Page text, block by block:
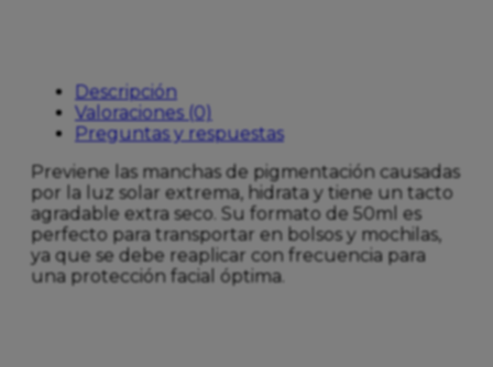
Descripción
Valoraciones (0)
Preguntas y respuestas
Previene las manchas de pigmentación causadas
por la luz solar extrema, hidrata y tiene un tacto
agradable extra seco. Su formato de 50ml es
perfecto para transportar en bolsos y mochilas,
ya que se debe reaplicar con frecuencia para
una protección facial óptima.